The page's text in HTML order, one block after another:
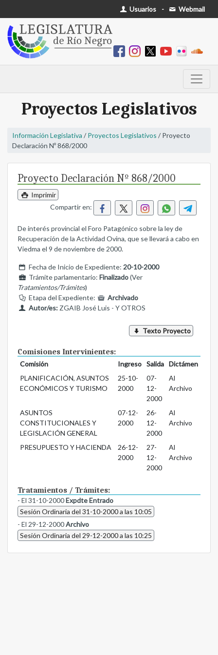
Usuarios - Webmail
Proyectos Legislativos
Información Legislativa / Proyectos Legislativos / Proyecto
Declaración Nº 868/2000
Proyecto Declaración Nº 868/2000
Imprimir
Compartir en:
De interés provincial el Foro Patagónico sobre la ley de
Recuperación de la Actividad Ovina, que se llevará a cabo en
Viedma el 9 de noviembre de 2000.
Fecha de Inicio de Expediente: 20-10-2000
Trámite parlamentario: Finalizado(Ver
Tratamientos/Trámites)
Etapa del Expediente:
Archivado
Autor/es:ZGAIB José Luis - Y OTROS
Texto Proyecto
Comisiones Intervinientes:
Comisión Ingreso Salida
Dictámen
PLANIFICACIÓN, ASUNTOS
ECONÓMICOS Y TURISMO
25-10-
2000
07-
12-
2000
Al
Archivo
ASUNTOS
CONSTITUCIONALES Y
LEGISLACIÓN GENERAL
07-12-
2000
26-
12-
2000
Al
Archivo
PRESUPUESTO Y HACIENDA
26-12-
2000
27-
12-
2000
Al
Archivo
Tratamientos / Trámites:
- El 31-10-2000Expdte Entrado
Sesión Ordinaria del 31-10-2000 a las 10:05
- El 29-12-2000Archivo
Sesión Ordinaria del 29-12-2000 a las 10:25